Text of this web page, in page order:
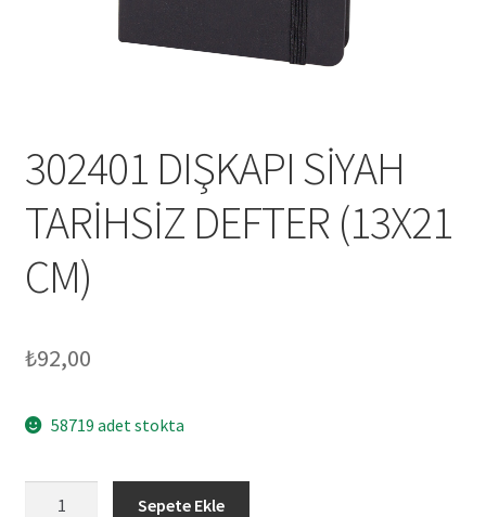
302401 DIŞKAPI SİYAH
TARİHSİZ DEFTER (13X21
CM)
₺92,00
58719 adet stokta
Sepete Ekle